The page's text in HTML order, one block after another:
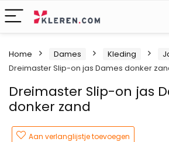
Home Dames Kleding
Dreimaster Slip-on jas Dames donker
Dreimaster Slip-on jas
donker zand
Aan verlanglijstje toevoegen